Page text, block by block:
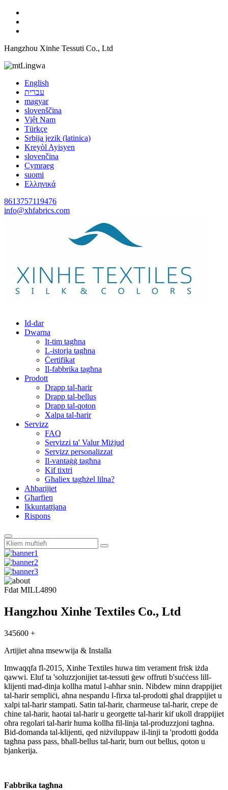
Hangzhou Xinhe Tessuti Co., Ltd
Lingwa
English
עברית
magyar
slovenščina
Việt Nam
Türkçe
Srbija jezik (latinica)
Kreyòl Ayisyen
slovenčina
Cymraeg
suomi
Ελληνικά
8613757119476
info@xhfabrics.com
Id-dar
Dwarna
It-tim tagħna
L-istorja tagħna
Ċertifikat
Il-fabbrika tagħna
Prodott
Drapp tal-ħarir
Drapp tal-bellus
Drapp tal-qoton
Xalpa tal-ħarir
Servizz
FAQ
Servizzi ta' Valur Miżjud
Servizz personalizzat
Il-vantaġġ tagħna
Kif tixtri
Għaliex tagħżel lilna?
Aħbarijiet
Għarfien
Ikkuntattjana
Rispons
Fdat MILL4890
Hangzhou Xinhe Textiles Co., Ltd
345600 +
Artijiet aħna msewwija & Installa
Imwaqqfa fl-2015, Xinhe Textiles huwa tim verament frisk iżda
qawwi. Eluf ta 'soluzzjonijiet tat-tessuti ġew offruti b'suċċess lill-
klijenti mad-dinja kollha matul l-aħħar snin. Nibdew minn drappijiet
tal-ħarir sempliċi, aħna nespandu l-firxa tal-prodotti għal drappijiet u
xalpi tal-ħarir stampati. Satin tal-ħarir, charmeuse tal-ħarir, crepe de
chine tal-ħarir, haotai tal-ħarir u georgette tal-ħarir kif ukoll drappijiet
oħra regolari tal-ħarir huma kollha fil-linja tal-produzzjoni tagħna.
Bid-domanda tal-klijenti, qed niżviluppaw il-linji ta 'prodotti ġodda
tagħna pass pass, bħall-bellus tal-ħarir, burn out bellus, qoton u
bjankerija.
Fabbrika tagħna